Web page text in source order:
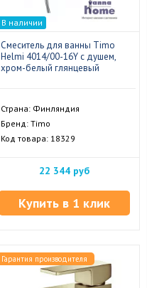
В наличии
Смеситель для ванны Timo
Helmi 4014/00-16Y с душем,
хром-белый глянцевый
Страна: Финляндия
Бренд: Timo
Код товара: 18329
22 344 руб
Купить в 1 клик
Гарантия производителя